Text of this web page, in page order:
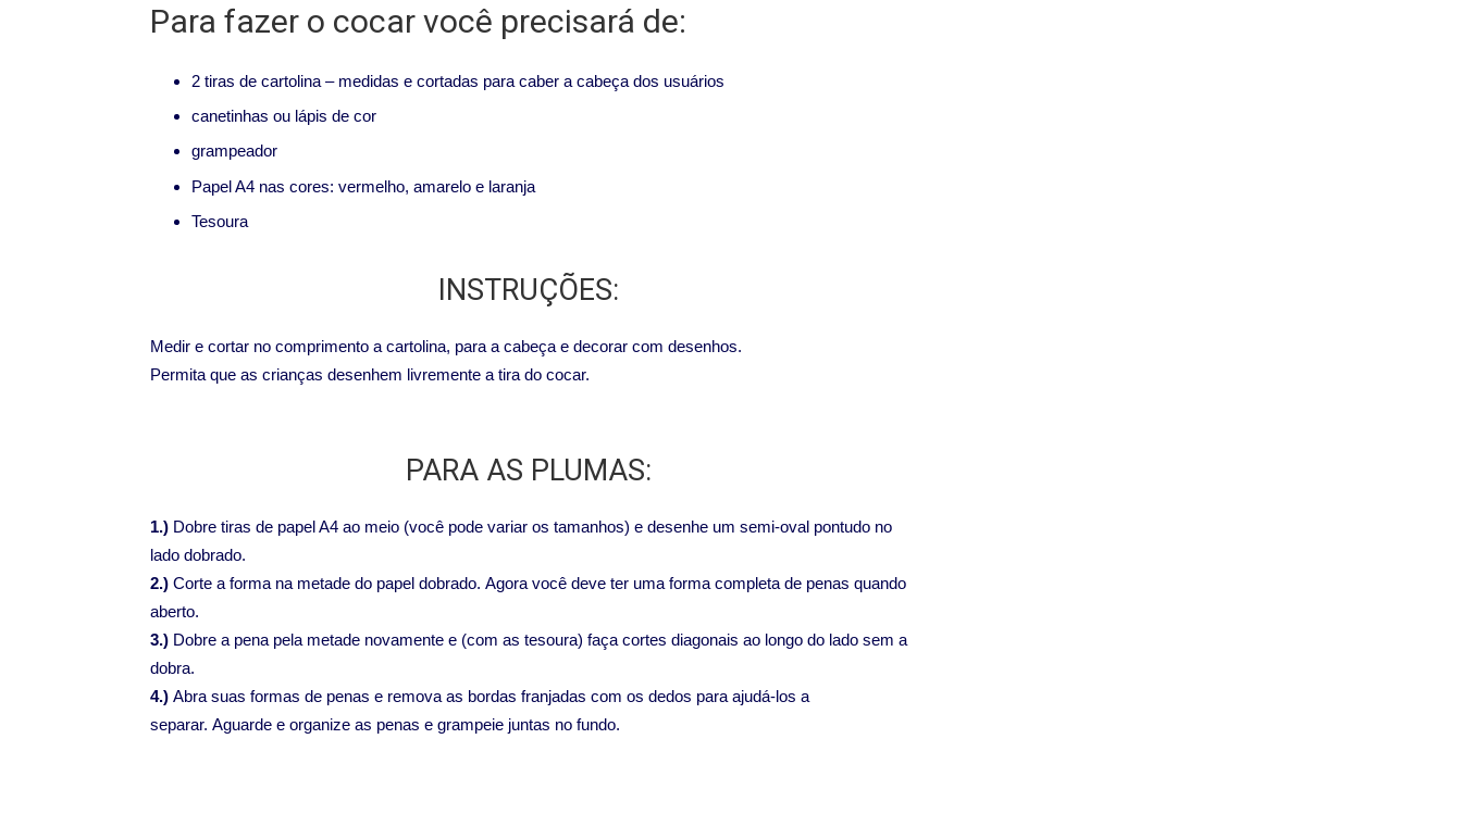
Para fazer o cocar você precisará de:
2 tiras de cartolina – medidas e cortadas para caber a cabeça dos usuários
canetinhas ou lápis de cor
grampeador
Papel A4 nas cores: vermelho, amarelo e laranja
Tesoura
INSTRUÇÕES:
Medir e cortar no comprimento a cartolina, para a cabeça e decorar com desenhos.
Permita que as crianças desenhem livremente a tira do cocar.
PARA AS PLUMAS:
1.) Dobre tiras de papel A4 ao meio (você pode variar os tamanhos) e desenhe um semi-oval pontudo no
lado dobrado.
2.) Corte a forma na metade do papel dobrado. Agora você deve ter uma forma completa de penas quando
aberto.
3.) Dobre a pena pela metade novamente e (com as tesoura) faça cortes diagonais ao longo do lado sem a
dobra.
4.) Abra suas formas de penas e remova as bordas franjadas com os dedos para ajudá-los a
separar. Aguarde e organize as penas e grampeie juntas no fundo.